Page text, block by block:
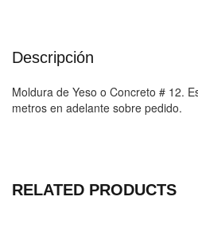
Descripción
Moldura de Yeso o Concreto # 12.
metros en adelante sobre pedido.
RELATED PRODUCTS